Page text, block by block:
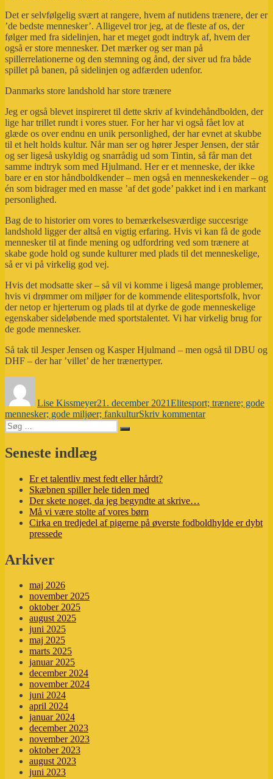
Det er selvfølgelig svært at rangere, hvem af nutidens trænere, der er
’de bedste mennesker’. Alligevel tror jeg, at de fleste af os, der
følger med fra sidelinjen, har et meget godt indtryk af, hvem der
også er store mennesker. Det mærker og ser man på
spillerrelationerne og den stemning og ånd, der siver ud fra både
spillet på banen, på sidelinjen og adfærden udenfor.
Danmarks store landshold har store trænere
Jeg er også blevet inspireret til dette skriv af kvindehåndbolden, der
lige har trillet rundt i vores stuer. For her har vi også fået lov at
glæde os over endnu en unik personlighed, der har evnet at skubbe
til et helt holds kultur. Når man ser og hører Jesper Jensen, der står
og ser ligeså uskyldig og snarrådig ud som Tintin, så får man det
samme indtryk som med Hjulmand. Her er et menneske, der ikke
bare er en stor håndboldkender – men også en menneskekender – og
én som bidrager med en masse ’af det gode’ pakket ind i en markant
personlighed.
Bag de to historier om vores to bemærkelsesværdige succesrige
landshold ligger der altså en vigtig erfaring. Hvis vi kan få de gode
mennesker til at finde mening og udfordring ved som trænere at
skabe gode hold og sunde kulturer med plads til det menneskelige,
så er vi på virkelig god vej.
Hvis det modsatte sker – så vil vi komme i ligeså mange problemer,
hvis vi drømmer om miljøer for de kommende elitesportsfolk, hvor
der netop er hjerterum og plads til at dyrke de gode menneskelige
egenskaber sideløbende med sportstalentet. Vi har virkelig brug for
de gode mennesker.
Så tak til Jesper Jensen og Kasper Hjulmand – men også til DBU og
DHF – der har ’villet’ de her trænertyper.
Lise Kissmeyer21. december 2021Elitesport; trænere; gode
mennesker; gode miljøer; fankulturSkriv kommentartil
vigtig
Søg
efter:
Søg
Seneste indlæg
Er et talentliv mest fedt eller hårdt?
Skæbnen spiller hele tiden med
Der skete noget, da jeg begyndte at skrive…
Må vi være stolte af vores børn
Cirka en tredjedel af pigerne på øverste fodboldhylde er dybt
pressede
Arkiver
maj 2026
november 2025
oktober 2025
august 2025
juni 2025
maj 2025
marts 2025
januar 2025
december 2024
november 2024
juni 2024
april 2024
januar 2024
december 2023
november 2023
oktober 2023
august 2023
juni 2023